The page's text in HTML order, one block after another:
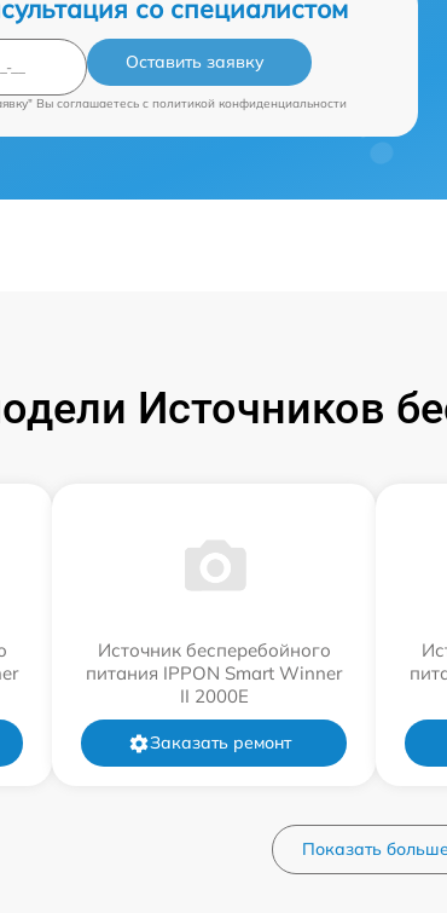
со специалистом
Оставить заявку
Вы соглашаетесь c политикой конфиденциальности
Источников
Источник бесперебойного
питания IPPON Smart Winner
II 2000E
Заказать ремонт
Показать больше